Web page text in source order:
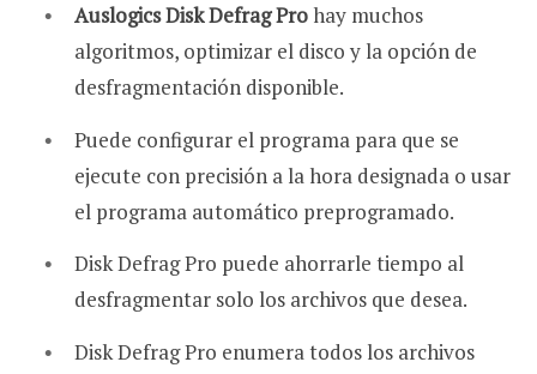
Auslogics Disk Defrag Prohay muchos
algoritmos, optimizar el disco y la opción de
desfragmentación disponible.
Puede configurar el programa para que se
ejecute con precisión a la hora designada o usar
el programa automático preprogramado.
Disk Defrag Pro puede ahorrarle tiempo al
desfragmentar solo los archivos que desea.
Disk Defrag Pro enumera todos los archivos